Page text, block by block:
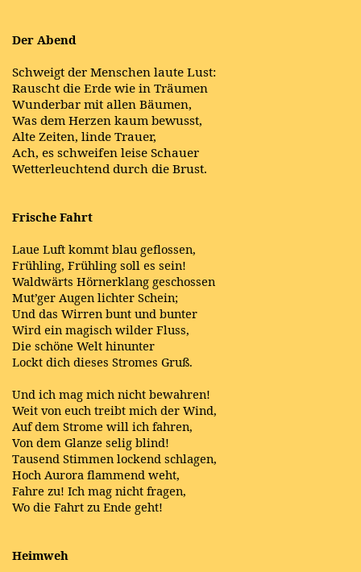
Der Abend
Schweigt der Menschen laute Lust:
Rauscht die Erde wie in Träumen
Wunderbar mit allen Bäumen,
Was dem Herzen kaum bewusst,
Alte Zeiten, linde Trauer,
Ach, es schweifen leise Schauer
Wetterleuchtend durch die Brust.
Frische Fahrt
Laue Luft kommt blau geflossen,
Frühling, Frühling soll es sein!
Waldwärts Hörnerklang geschossen
Mut’ger Augen lichter Schein;
Und das Wirren bunt und bunter
Wird ein magisch wilder Fluss,
Die schöne Welt hinunter
Lockt dich dieses Stromes Gruß.
Und ich mag mich nicht bewahren!
Weit von euch treibt mich der Wind,
Auf dem Strome will ich fahren,
Von dem Glanze selig blind!
Tausend Stimmen lockend schlagen,
Hoch Aurora flammend weht,
Fahre zu! Ich mag nicht fragen,
Wo die Fahrt zu Ende geht!
Heimweh